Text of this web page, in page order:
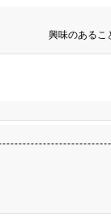
興味のあるこ